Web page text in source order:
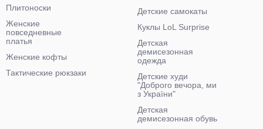
Плитоноски
Женские
повседневные
платья
Женские кофты
Тактические рюкзаки
Детские самокаты
Куклы LoL Surprise
Детская
демисезонная
одежда
Детские худи
"Доброго вечора, ми
з України"
Детская
демисезонная обувь